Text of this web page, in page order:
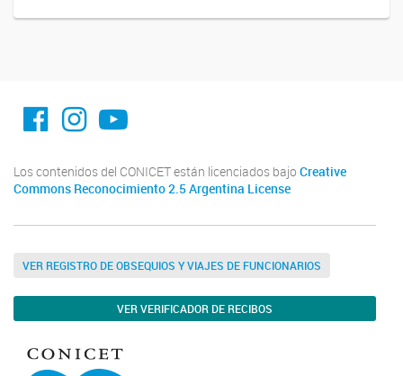
facebook imit.conicet
imit.conicet
Youtube
Los contenidos del CONICET están licenciados bajo Creative
Commons Reconocimiento 2.5 Argentina License
VER REGISTRO DE OBSEQUIOS Y VIAJES DE FUNCIONARIOS
VER VERIFICADOR DE RECIBOS